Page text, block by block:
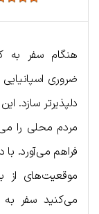
هنگام سفر به
ضروری
دلپذیرتر سازد.
مردم محلی را
فراهم می‌آورد. با
موقعیت‌های از
می‌کنید سفر به